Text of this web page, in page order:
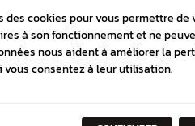
des cookies pour vous permettre
à son fonctionnement et ne
nous aident à améliorer la
vous consentez à leur utilisation.